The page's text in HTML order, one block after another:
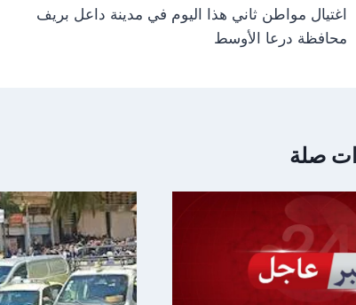
المقالات
اغتيال مواطن ثاني هذا اليوم في مدينة داعل بريف
محافظة درعا الأوسط
صلة